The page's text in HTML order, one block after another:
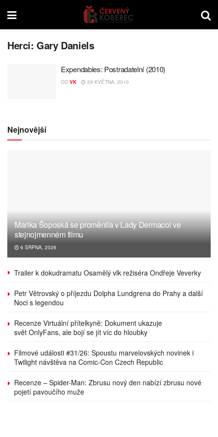
Herci:Gary Daniels
Expendables: Postradatelní (2010)
OD VK 29 KVĚTNA, 2010
Nejnovější
Marika Šoposká se proměnila v Lady Dermacol ve
stejnojmenném filmu
6 SRPNA, 2026
Trailer k dokudramatu Osamělý vlk režiséra Ondřeje Veverky
Petr Větrovský o příjezdu Dolpha Lundgrena do Prahy a další
Noci s legendou
Recenze Virtuální přítelkyně: Dokument ukazuje
svět OnlyFans, ale bojí se jít víc do hloubky
Filmové události #31/26: Spoustu marvelovských novinek i
Twilight návštěva na Comic-Con Czech Republic
Recenze – Spider-Man: Zbrusu nový den nabízí zbrusu nové
pojetí pavoučího muže